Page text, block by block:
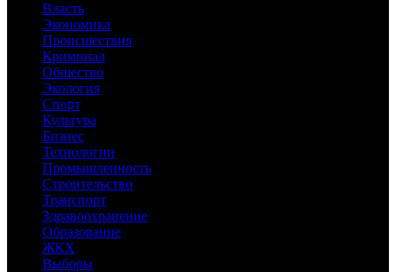
Власть
Экономика
Происшествия
Криминал
Общество
Экология
Спорт
Культура
Бизнес
Технологии
Промышленность
Строительство
Транспорт
Здравоохранение
Образование
ЖКХ
Выборы